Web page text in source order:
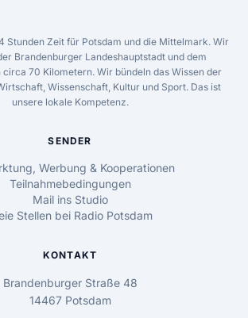
Stunden Zeit für Potsdam und die Mittelmark. Wir
Brandenburger Landeshauptstadt und dem
circa 70 Kilometern. Wir bündeln das Wissen der
Wissenschaft, Kultur und Sport. Das ist
unsere lokale Kompetenz.
SENDER
Werbung & Kooperationen
Teilnahmebedingungen
Mail ins Studio
Stellen bei Radio Potsdam
KONTAKT
Brandenburger Straße 48
14467 Potsdam